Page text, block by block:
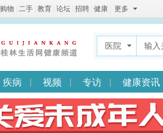
购物 二手 教育 论坛 招聘 健康 更多
医院
疾病 视频 专访 健康资讯